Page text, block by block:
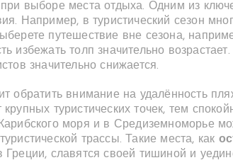
выборе места отдыха. Одним из
Например, в туристический сезон
путешествие вне сезона,
избежать толп значительно
значительно снижается.
обратить внимание на удалённость
туристических точек, тем
моря и в Средиземноморье
трассы. Такие места, как
Греции, славятся своей тишиной и